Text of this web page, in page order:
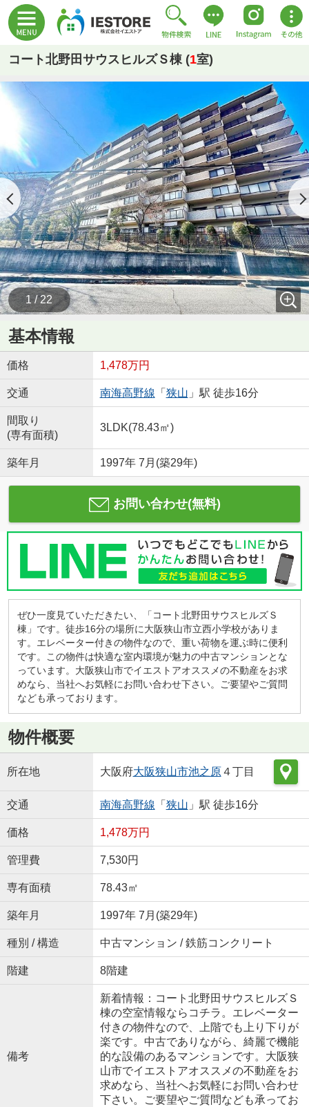
コート北野田サウスヒルズＳ棟 (1室)
1 / 22
基本情報
価格 1,478万円
交通 南海高野線 「 狭山 」駅 徒歩16分
間取り
(専有面積)
3LDK(78.43㎡)
築年月 1997年 7月(築29年)
お問い合わせ(無料)
ぜひ一度見ていただきたい、「コート北野田サウスヒルズＳ
棟」です。徒歩16分の場所に大阪狭山市立西小学校がありま
す。エレベーター付きの物件なので、重い荷物を運ぶ時に便利
です。この物件は快適な室内環境が魅力の中古マンションとな
っています。大阪狭山市でイエストアオススメの不動産をお求
めなら、当社へお気軽にお問い合わせ下さい。ご要望やご質問
なども承っております。
物件概要
所在地 大阪府大阪狭山市池之原４丁目
交通 南海高野線 「 狭山 」駅 徒歩16分
価格 1,478万円
管理費 7,530円
専有面積 78.43㎡
築年月 1997年 7月(築29年)
種別 / 構造 中古マンション / 鉄筋コンクリート
階建 8階建
備考
新着情報：コート北野田サウスヒルズＳ
棟の空室情報ならコチラ。エレベーター
付きの物件なので、上階でも上り下りが
楽です。中古でありながら、綺麗で機能
的な設備のあるマンションです。大阪狭
山市でイエストアオススメの不動産をお
求めなら、当社へお気軽にお問い合わせ
下さい。ご要望やご質問なども承ってお